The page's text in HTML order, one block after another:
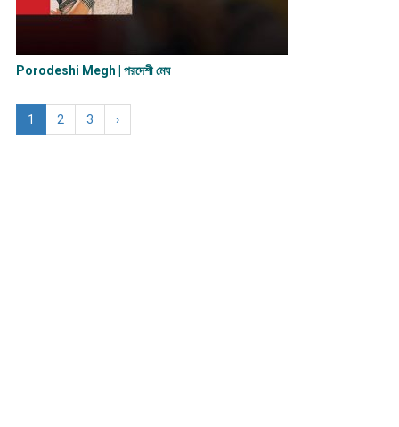
Porodeshi Megh | পরদেশী মেঘ
1 2 3 ›